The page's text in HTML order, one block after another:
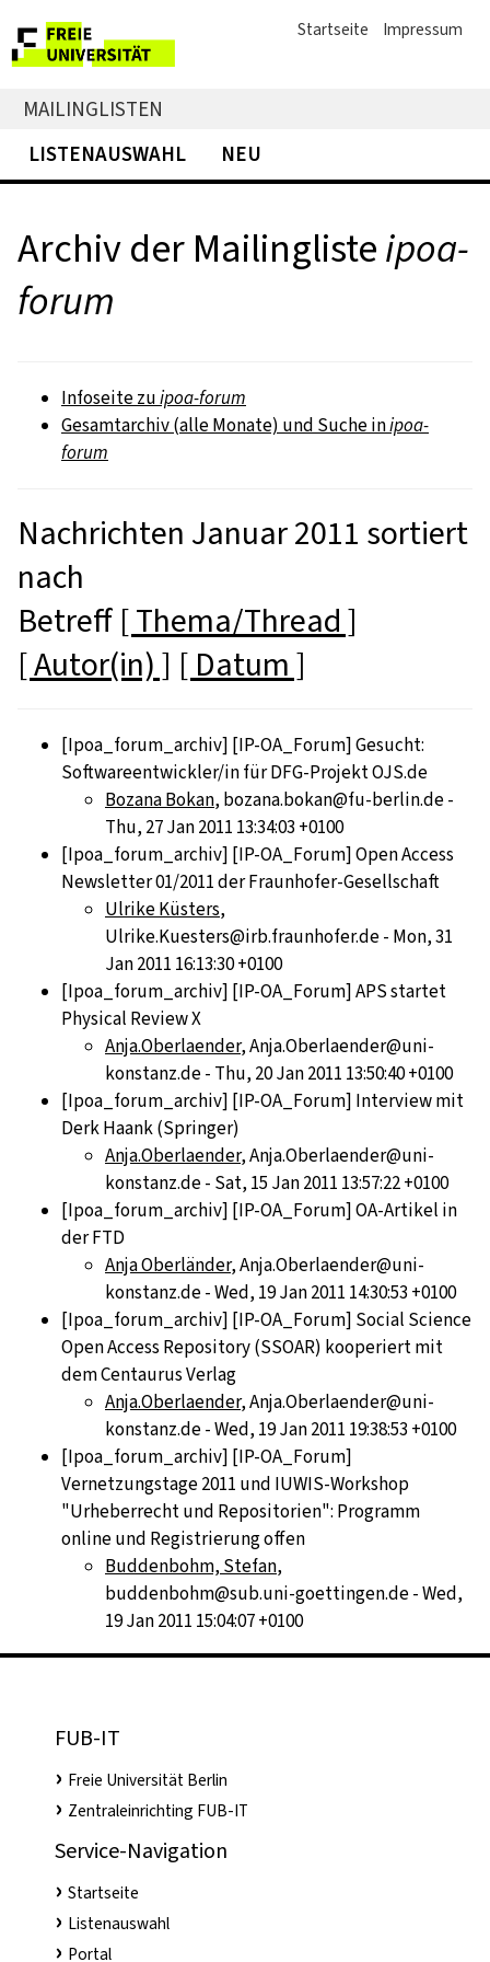
Startseite Impressum
MAILINGLISTEN
LISTENAUSWAHL
NEU
Archiv der Mailinglisteipoa-
forum
Infoseite zuipoa-forum
Gesamtarchiv (alle Monate) und Suche inipoa-
forum
Nachrichten Januar 2011 sortiert
nach
Betreff [ Thema/Thread ]
[ Autor(in) ] [ Datum ]
[Ipoa_forum_archiv] [IP-OA_Forum] Gesucht:
Softwareentwickler/in für DFG-Projekt OJS.de
Bozana Bokan, bozana.bokan@fu-berlin.de -
Thu, 27 Jan 2011 13:34:03 +0100
[Ipoa_forum_archiv] [IP-OA_Forum] Open Access
Ulrike Küsters,
Ulrike.Kuesters@irb.fraunhofer.de - Mon, 31
Jan 2011 16:13:30 +0100
[Ipoa_forum_archiv] [IP-OA_Forum] APS startet
Physical Review X
Anja.Oberlaender, Anja.Oberlaender@uni-
konstanz.de - Thu, 20 Jan 2011 13:50:40 +0100
[Ipoa_forum_archiv] [IP-OA_Forum] Interview mit
Derk Haank (Springer)
Anja.Oberlaender, Anja.Oberlaender@uni-
konstanz.de - Sat, 15 Jan 2011 13:57:22 +0100
[Ipoa_forum_archiv] [IP-OA_Forum] OA-Artikel in
der FTD
Anja Oberländer, Anja.Oberlaender@uni-
konstanz.de - Wed, 19 Jan 2011 14:30:53 +0100
[Ipoa_forum_archiv] [IP-OA_Forum] Social Science
Open Access Repository (SSOAR) kooperiert mit
dem Centaurus Verlag
Anja.Oberlaender, Anja.Oberlaender@uni-
konstanz.de - Wed, 19 Jan 2011 19:38:53 +0100
[Ipoa_forum_archiv] [IP-OA_Forum]
Vernetzungstage 2011 und IUWIS-Workshop
"Urheberrecht und Repositorien": Programm
online und Registrierung offen
Buddenbohm, Stefan,
buddenbohm@sub.uni-goettingen.de - Wed,
19 Jan 2011 15:04:07 +0100
FUB-IT
Freie Universität Berlin
Zentraleinrichting FUB-IT
Service-Navigation
Startseite
Listenauswahl
Portal